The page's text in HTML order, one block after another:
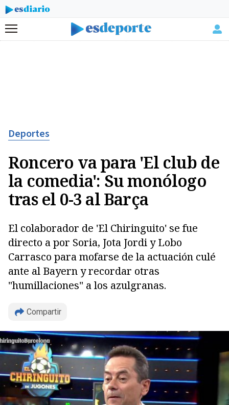
Menú
Deportes
Roncero va para 'El club de
la comedia': Su monólogo
tras el 0-3 al Barça
El colaborador de 'El Chiringuito' se fue
directo a por Soria, Jota Jordi y Lobo
Carrasco para mofarse de la actuación culé
ante al Bayern y recordar otras
"humillaciones" a los azulgranas.
Compartir
Copiar